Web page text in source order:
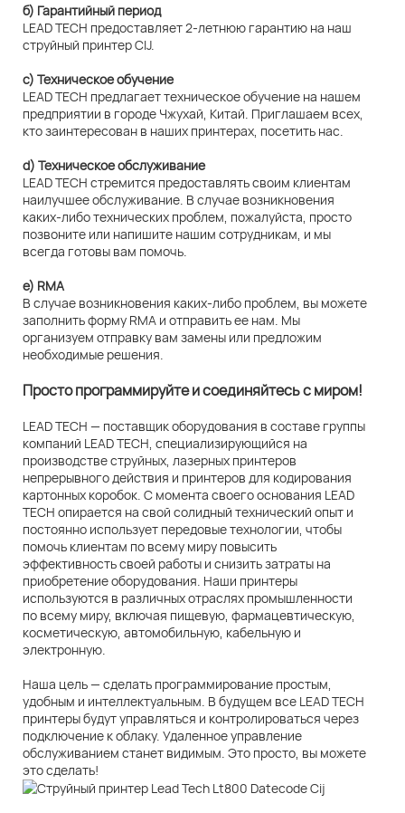
б) Гарантийный период
LEAD TECH предоставляет 2-летнюю гарантию на наш
струйный принтер CIJ.
c) Техническое обучение
LEAD TECH предлагает техническое обучение на нашем
предприятии в городе Чжухай, Китай. Приглашаем всех,
кто заинтересован в наших принтерах, посетить нас.
d) Техническое обслуживание
LEAD TECH стремится предоставлять своим клиентам
наилучшее обслуживание. В случае возникновения
каких-либо технических проблем, пожалуйста, просто
позвоните или напишите нашим сотрудникам, и мы
всегда готовы вам помочь.
e) RMA
В случае возникновения каких-либо проблем, вы можете
заполнить форму RMA и отправить ее нам. Мы
организуем отправку вам замены или предложим
необходимые решения.
Просто программируйте и соединяйтесь с миром!
LEAD TECH — поставщик оборудования в составе группы
компаний LEAD TECH, специализирующийся на
производстве струйных, лазерных принтеров
непрерывного действия и принтеров для кодирования
картонных коробок. С момента своего основания LEAD
TECH опирается на свой солидный технический опыт и
постоянно использует передовые технологии, чтобы
помочь клиентам по всему миру повысить
эффективность своей работы и снизить затраты на
приобретение оборудования. Наши принтеры
используются в различных отраслях промышленности
по всему миру, включая пищевую, фармацевтическую,
косметическую, автомобильную, кабельную и
электронную.
Наша цель — сделать программирование простым,
удобным и интеллектуальным. В будущем все LEAD TECH
принтеры будут управляться и контролироваться через
подключение к облаку. Удаленное управление
обслуживанием станет видимым. Это просто, вы можете
это сделать!